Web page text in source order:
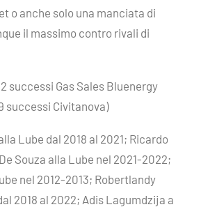
o anche solo una manciata di
il massimo contro rivali di
(2 successi Gas Sales Bluenergy
successi Civitanova)
Lube dal 2018 al 2021; Ricardo
Souza alla Lube nel 2021-2022;
nel 2012-2013; Robertlandy
2018 al 2022; Adis Lagumdzija a